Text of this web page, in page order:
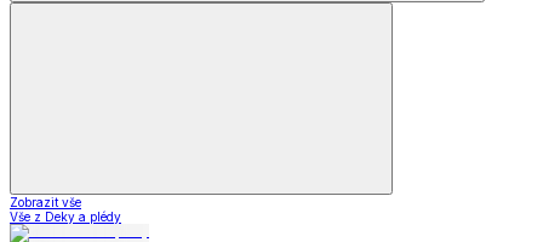
Zobrazit vše
Vše z Deky a plédy